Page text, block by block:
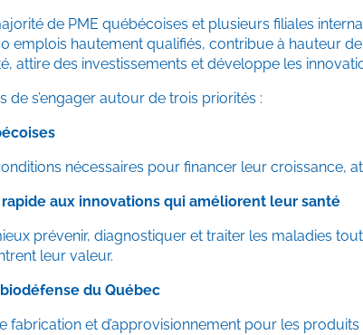
de PME québécoises et plusieurs filiales
emplois hautement qualifiés, contribue à hauteur
attire des investissements et développe les
s’engager autour de trois priorités :
nécessaires pour financer leur
aux innovations qui améliorent leur santé
prévenir, diagnostiquer et traiter les maladies
leur valeur.
du Québec
fabrication et d’approvisionnement pour les